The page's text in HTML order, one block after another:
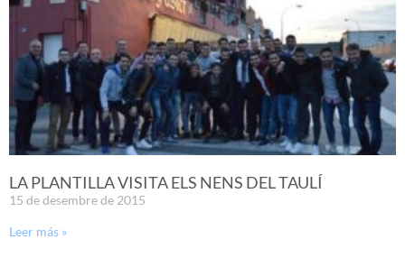
LA PLANTILLA VISITA ELS NENS DEL TAULÍ
15 de desembre de 2015
Leer más »